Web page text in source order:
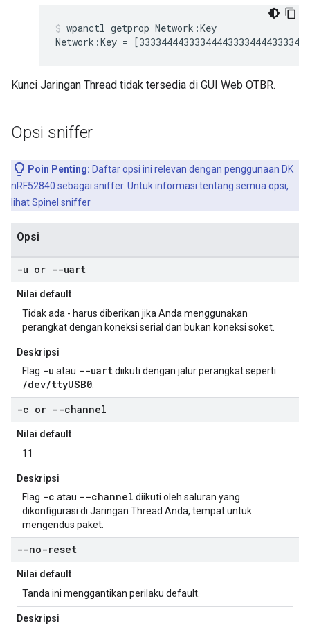
wpanctl getprop Network:Key
Kunci Jaringan Thread tidak tersedia di GUI Web OTBR.
Opsi sniffer
Poin Penting: Daftar opsi ini relevan dengan penggunaan DK
nRF52840 sebagai sniffer. Untuk informasi tentang semua opsi,
lihatSpinel sniffer
Opsi
-u or --uart
Nilai default
Tidak ada - harus diberikan jika Anda menggunakan
perangkat dengan koneksi serial dan bukan koneksi soket.
Deskripsi
Flag -u atau --uartdiikuti dengan jalur perangkat seperti
/dev/ttyUSB0
-c or --channel
Nilai default
11
Deskripsi
Flag -c atau --channel diikuti oleh saluran yang
dikonfigurasi di Jaringan Thread Anda, tempat untuk
mengendus paket.
--no-reset
Nilai default
Tanda ini menggantikan perilaku default.
Deskripsi